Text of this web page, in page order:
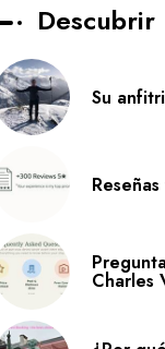
Descubrir
Su
Charles